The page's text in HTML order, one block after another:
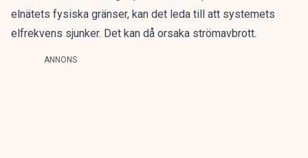
elnätets fysiska gränser, kan det leda till att systemets
elfrekvens sjunker. Det kan då orsaka strömavbrott.
ANNONS